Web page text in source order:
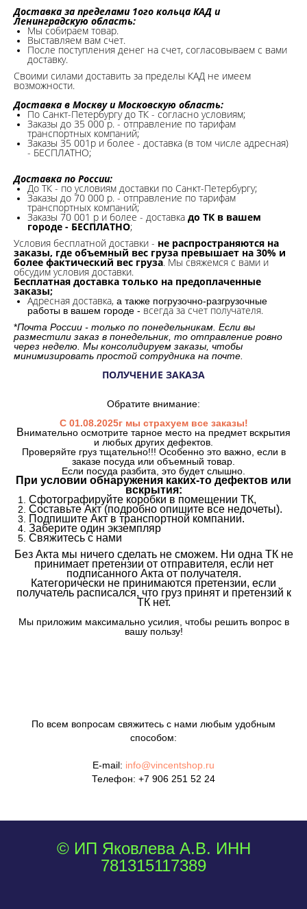
Доставка за пределами 1ого кольца КАД и
Ленинградскую область:
Мы собираем товар.
Выставляем вам счет.
После поступления денег на счет, согласовываем с вами
доставку.
Своими силами доставить за пределы КАД не имеем
возможности.​
Доставка в Москву и Московскую область:
По Санкт-Петербургу до ТК - согласно условиям;
Заказы до 35 000 р. - отправление по тарифам
транспортных компаний;
Заказы 35 001р и более - доставка (в том числе адресная)
- БЕСПЛАТНО;
Доставка по России:
До ТК - по условиям доставки по Санкт-Петербургу;
Заказы до 70 000 р. - отправление по тарифам
транспортных компаний;
Заказы 70 001 р и более - доставка до ТК в вашем
городе - БЕСПЛАТНО;
Условия бесплатной доставки - не распространяются на
заказы, где объемный вес груза превышает на 30% и
более фактический вес груза. Мы свяжемся с вами и
обсудим условия доставки.
Бесплатная доставка только на предоплаченные
заказы;
Адресная доставка, а также погрузочно-разгрузочные
работы в вашем городе - всегда за счет получателя.
*Почта России - только по понедельникам. Если вы
разместили заказ в понедельник, то отправление ровно
через неделю. Мы консолидируем заказы, чтобы
минимизировать простой сотрудника на почте.
ПОЛУЧЕНИЕ ЗАКАЗА
Обратите внимание:
С 01.08.2025г мы страхуем все заказы!
Внимательно осмотрите тарное место на предмет вскрытия
и любых других дефектов.
Проверяйте груз тщательно!!! Особенно это важно, если в
заказе посуда или объемный товар.
Если посуда разбита, это будет слышно.
При условии обнаружения каких-то дефектов или
вскрытия:
Сфотографируйте коробки в помещении ТК,
Составьте Акт (подробно опишите все недочеты).
Подпишите Акт в транспортной компании.
Заберите один экземпляр
Свяжитесь с нами
Без Акта мы ничего сделать не сможем. Ни одна ТК не
принимает претензии от отправителя, если нет
подписанного Акта от получателя.
Категорически не принимаются претензии, если
получатель расписался, что груз принят и претензий к
ТК нет.
Мы приложим максимально усилия, чтобы решить вопрос в
вашу пользу!
По всем вопросам свяжитесь с нами любым удобным
способом:
E-mail: info@vincentshop.ru
Телефон: +7 906 251 52 24
© ИП Яковлева А.В. ИНН
781315117389